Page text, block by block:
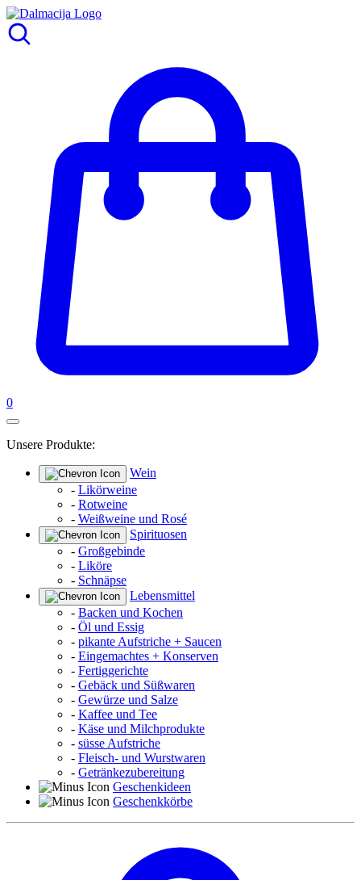
0
Unsere Produkte:
Wein
- Likörweine
- Rotweine
- Weißweine und Rosé
Spirituosen
- Großgebinde
- Liköre
- Schnäpse
Lebensmittel
- Backen und Kochen
- Öl und Essig
- pikante Aufstriche + Saucen
- Eingemachtes + Konserven
- Fertiggerichte
- Gebäck und Süßwaren
- Gewürze und Salze
- Kaffee und Tee
- Käse und Milchprodukte
- süsse Aufstriche
- Fleisch- und Wurstwaren
- Getränkezubereitung
Geschenkideen
Geschenkkörbe